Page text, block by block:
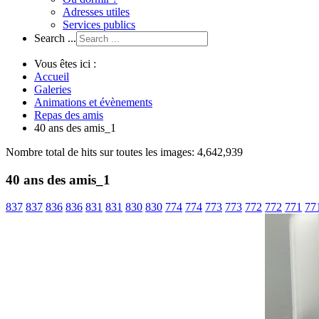
Adresses utiles
Services publics
Search ...
Vous êtes ici :
Accueil
Galeries
Animations et évènements
Repas des amis
40 ans des amis_1
Nombre total de hits sur toutes les images: 4,642,939
40 ans des amis_1
837 837 836 836 831 831 830 830 774 774 773 773 772 772 771